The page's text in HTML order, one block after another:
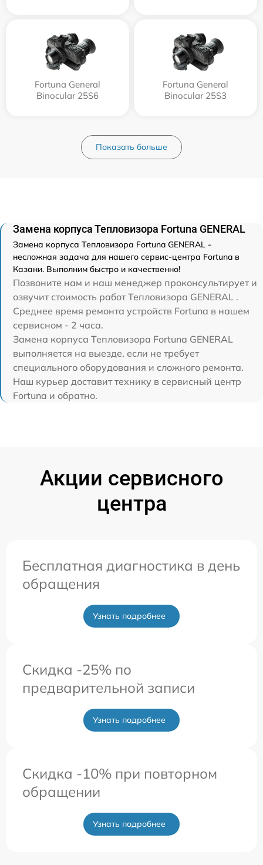
Fortuna General
Binocular 25S6
Fortuna General
Binocular 25S3
Показать больше
Замена корпуса Тепловизора Fortuna GENERAL
Замена корпуса Тепловизора Fortuna GENERAL -
несложная задача для нашего сервис-центра Fortuna в
Казани. Выполним быстро и качественно!
Позвоните нам и наш менеджер проконсультирует и
озвучит стоимость работ Тепловизора GENERAL .
Среднее время ремонта устройств Fortuna в нашем
сервисном - 2 часа.
Замена корпуса Тепловизора Fortuna GENERAL
выполняется на выезде, если не требует
специального оборудования и сложного ремонта.
Наш курьер доставит технику в сервисный центр
Fortuna и обратно.
Акции сервисного
центра
Бесплатная диагностика в день
обращения
Узнать подробнее
Скидка -25% по
предварительной записи
Узнать подробнее
Скидка -10% при повторном
обращении
Узнать подробнее